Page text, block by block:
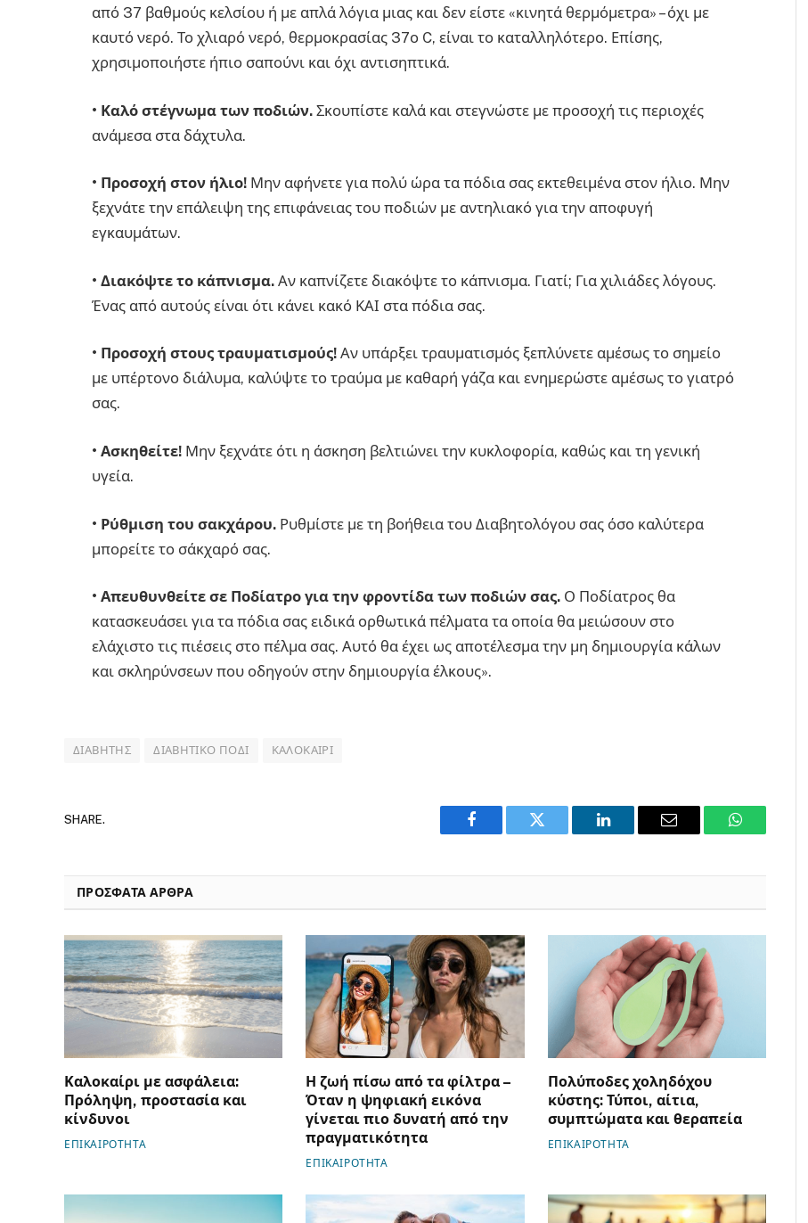
από 37 βαθμούς κελσίου ή με απλά λόγια μιας και δεν είστε «κινητά θερμόμετρα» – όχι με
καυτό νερό. Το χλιαρό νερό, θερμοκρασίας 37ο C, είναι το καταλληλότερο. Επίσης,
χρησιμοποιήστε ήπιο σαπούνι και όχι αντισηπτικά.
• Καλό στέγνωμα των ποδιών. Σκουπίστε καλά και στεγνώστε με προσοχή τις περιοχές
ανάμεσα στα δάχτυλα.
• Προσοχή στον ήλιο! Μην αφήνετε για πολύ ώρα τα πόδια σας εκτεθειμένα στον ήλιο. Μην
ξεχνάτε την επάλειψη της επιφάνειας του ποδιών με αντηλιακό για την αποφυγή
εγκαυμάτων.
• Διακόψτε το κάπνισμα. Αν καπνίζετε διακόψτε το κάπνισμα. Γιατί; Για χιλιάδες λόγους.
Ένας από αυτούς είναι ότι κάνει κακό ΚΑΙ στα πόδια σας.
• Προσοχή στους τραυματισμούς! Αν υπάρξει τραυματισμός ξεπλύνετε αμέσως το σημείο
με υπέρτονο διάλυμα, καλύψτε το τραύμα με καθαρή γάζα και ενημερώστε αμέσως το γιατρό
σας.
• Ασκηθείτε! Μην ξεχνάτε ότι η άσκηση βελτιώνει την κυκλοφορία, καθώς και τη γενική
υγεία.
• Ρύθμιση του σακχάρου. Ρυθμίστε με τη βοήθεια του Διαβητολόγου σας όσο καλύτερα
μπορείτε το σάκχαρό σας.
• Απευθυνθείτε σε Ποδίατρο για την φροντίδα των ποδιών σας. Ο Ποδίατρος θα
κατασκευάσει για τα πόδια σας ειδικά ορθωτικά πέλματα τα οποία θα μειώσουν στο
ελάχιστο τις πιέσεις στο πέλμα σας. Αυτό θα έχει ως αποτέλεσμα την μη δημιουργία κάλων
και σκληρύνσεων που οδηγούν στην δημιουργία έλκους».
ΔΙΑΒΉΤΗΣ ΔΙΑΒΗΤΙΚΌ ΠΌΔΙ ΚΑΛΟΚΑΊΡΙ
SHARE.
Facebook Twitter LinkedIn Email WhatsApp
ΠΡΟΣΦΑΤΑ ΑΡΘΡΑ
Καλοκαίρι με ασφάλεια:
Πρόληψη, προστασία και
κίνδυνοι
ΕΠΙΚΑΙΡΟΤΗΤΑ
Η ζωή πίσω από τα φίλτρα –
Όταν η ψηφιακή εικόνα
γίνεται πιο δυνατή από την
πραγματικότητα
ΕΠΙΚΑΙΡΟΤΗΤΑ
Πολύποδες χοληδόχου
κύστης: Τύποι, αίτια,
συμπτώματα και θεραπεία
ΕΠΙΚΑΙΡΟΤΗΤΑ